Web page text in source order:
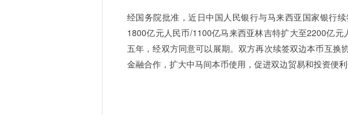
经国务院批准，近日中国人民银行与马来西亚国家银行
1800亿元人民币/1100亿马来西亚林吉特扩大至2200亿
五年，经双方同意可以展期。双方再次续签双边本币互换
金融合作，扩大中马间本币使用，促进双边贸易和投资便利